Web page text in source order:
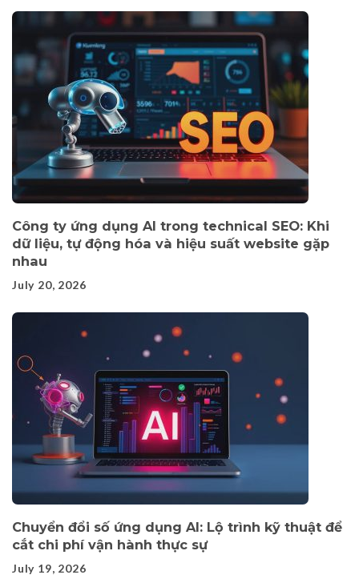
Công ty ứng dụng AI trong technical SEO: Khi
dữ liệu, tự động hóa và hiệu suất website gặp
nhau
July 20, 2026
Chuyển đổi số ứng dụng AI: Lộ trình kỹ thuật để
cắt chi phí vận hành thực sự
July 19, 2026